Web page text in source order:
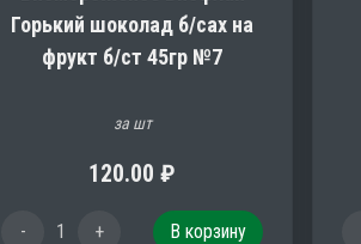
Горький шоколад б/сах на
фрукт б/ст 45гр №7
за шт
120.00 ₽
- 1 + В корзину